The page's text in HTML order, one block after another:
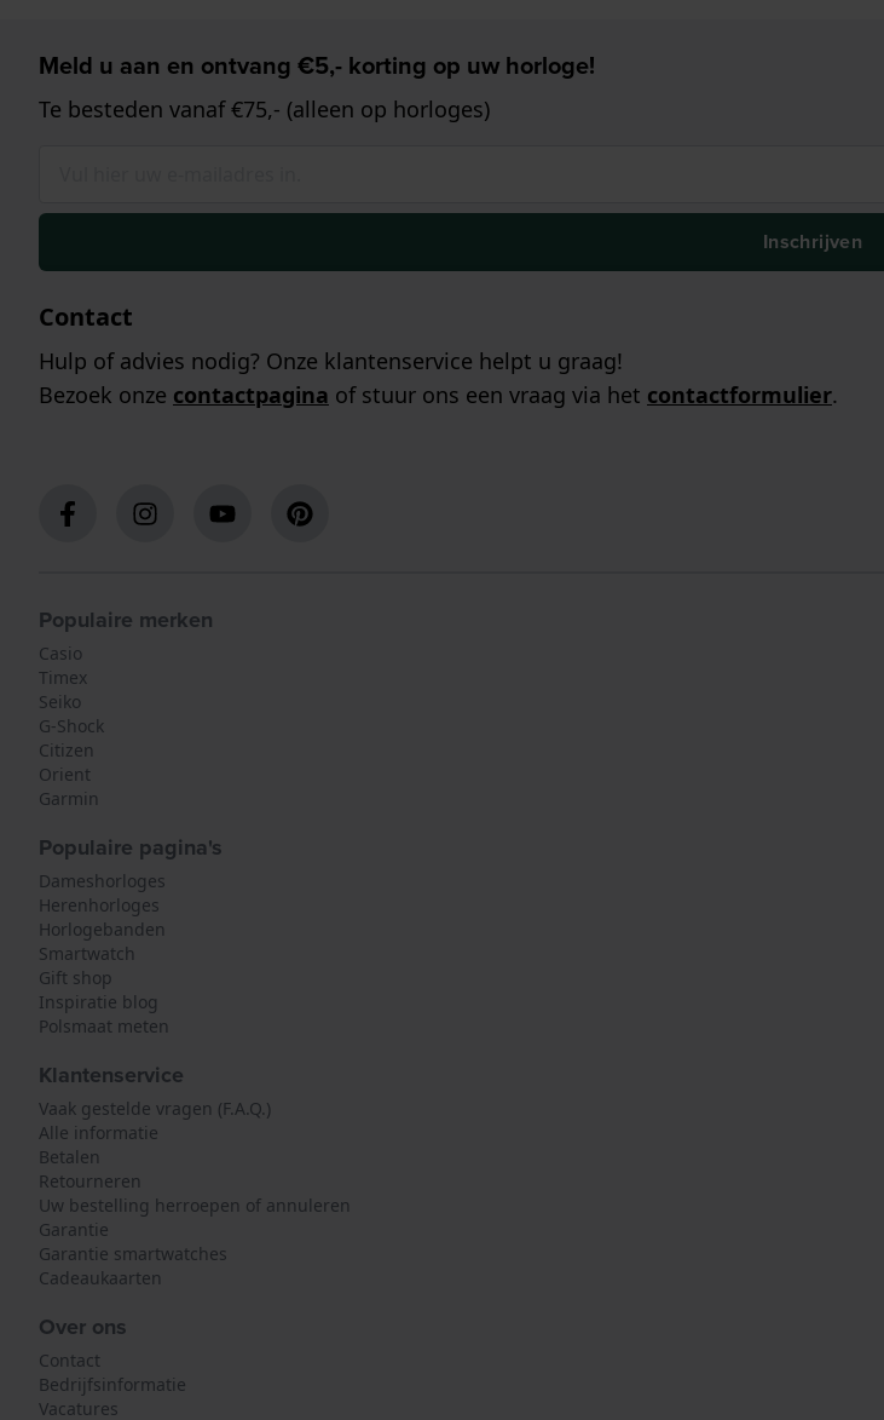
Meld u aan en ontvang €5,- korting op uw horloge!
Te besteden vanaf €75,- (alleen op horloges)
Inschrijven
Contact
Hulp of advies nodig? Onze klantenservice helpt u graag!
Bezoek onze contactpagina of stuur ons een vraag via het contactformulier.
Populaire merken
Casio
Timex
Seiko
G-Shock
Citizen
Orient
Garmin
Populaire pagina's
Dameshorloges
Herenhorloges
Horlogebanden
Smartwatch
Gift shop
Inspiratie blog
Polsmaat meten
Klantenservice
Vaak gestelde vragen (F.A.Q.)
Alle informatie
Betalen
Retourneren
Uw bestelling herroepen of annuleren
Garantie
Garantie smartwatches
Cadeaukaarten
Over ons
Contact
Bedrijfsinformatie
Vacatures